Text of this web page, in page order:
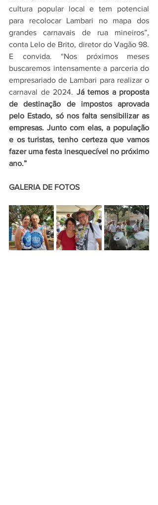
cultura popular local e tem potencial
para recolocar Lambari no mapa dos
grandes carnavais de rua mineiros”,
conta Lelo de Brito, diretor do Vagão 98.
E convida. “Nos próximos meses
buscaremos intensamente a parceria do
empresariado de Lambari para realizar o
carnaval de 2024. Já temos a proposta
de destinação de impostos aprovada
pelo Estado, só nos falta sensibilizar as
empresas. Junto com elas, a população
e os turistas, tenho certeza que vamos
fazer uma festa inesquecível no próximo
ano.”
GALERIA DE FOTOS